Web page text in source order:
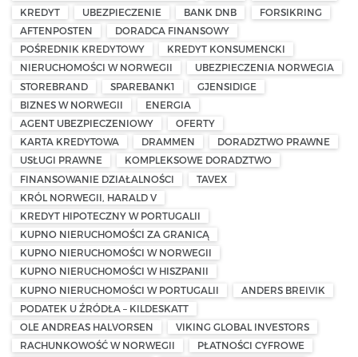
KREDYT
UBEZPIECZENIE BANK DNB
FORSIKRING
AFTENPOSTEN
DORADCA FINANSOWY
POŚREDNIK KREDYTOWY
KREDYT KONSUMENCKI
NIERUCHOMOŚCI W NORWEGII
UBEZPIECZENIA NORWEGIA
STOREBRAND
SPAREBANK1
GJENSIDIGE
BIZNES W NORWEGII
ENERGIA
AGENT UBEZPIECZENIOWY
OFERTY
KARTA KREDYTOWA
DRAMMEN
DORADZTWO PRAWNE
USŁUGI PRAWNE
KOMPLEKSOWE DORADZTWO
FINANSOWANIE DZIAŁALNOŚCI
TAVEX
KRÓL NORWEGII, HARALD V
KREDYT HIPOTECZNY W PORTUGALII
KUPNO NIERUCHOMOŚCI ZA GRANICĄ
KUPNO NIERUCHOMOŚCI W NORWEGII
KUPNO NIERUCHOMOŚCI W HISZPANII
KUPNO NIERUCHOMOŚCI W PORTUGALII
ANDERS BREIVIK
PODATEK U ŹRÓDŁA – KILDESKATT
OLE ANDREAS HALVORSEN
VIKING GLOBAL INVESTORS
RACHUNKOWOŚĆ W NORWEGII
PŁATNOŚCI CYFROWE